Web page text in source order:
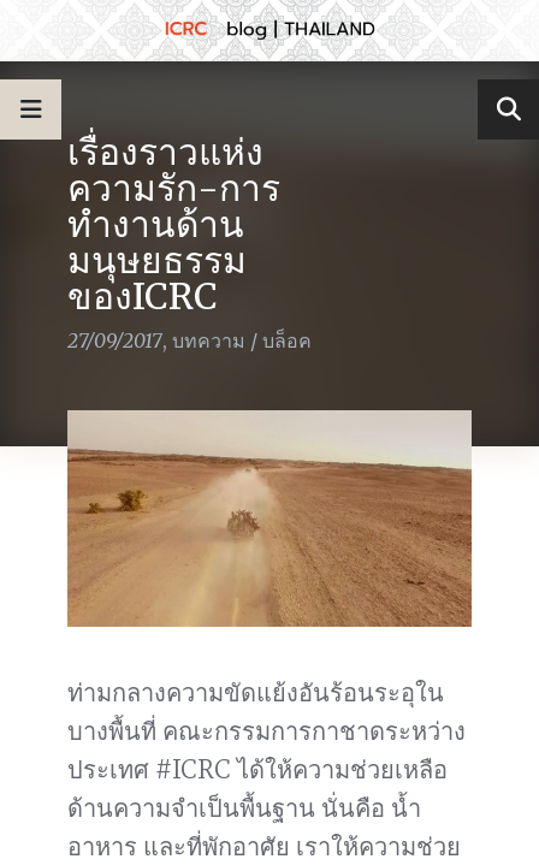
เรื่องราวแห่ง
ความรัก-การ
ทำงานด้าน
มนุษยธรรม
ของICRC
27/09/2017, บทความ / บล็อค
ท่ามกลางความขัดแย้งอันร้อนระอุใน
บางพื้นที่ คณะกรรมการกาชาดระหว่าง
ประเทศ #ICRC ได้ให้ความช่วยเหลือ
ด้านความจำเป็นพื้นฐาน นั่นคือ น้ำ
อาหาร และที่พักอาศัย เราให้ความช่วย